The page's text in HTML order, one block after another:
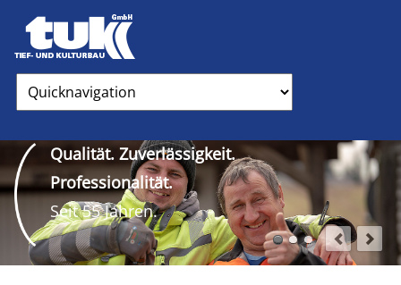
Zielseite
Qualität. Zuverlässigkeit.
Professionalität.
Seit 55 Jahren.